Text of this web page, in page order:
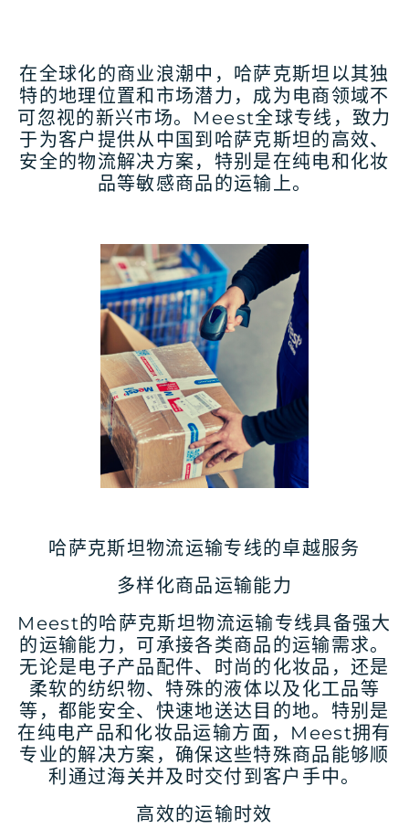
在全球化的商业浪潮中，哈萨克斯坦以其独
特的地理位置和市场潜力，成为电商领域不
可忽视的新兴市场。Meest全球专线，致力
于为客户提供从中国到哈萨克斯坦的高效、
安全的物流解决方案，特别是在纯电和化妆
品等敏感商品的运输上。
哈萨克斯坦物流运输专线的卓越服务
多样化商品运输能力
Meest的哈萨克斯坦物流运输专线具备强大
的运输能力，可承接各类商品的运输需求。
无论是电子产品配件、时尚的化妆品，还是
柔软的纺织物、特殊的液体以及化工品等
等，都能安全、快速地送达目的地。特别是
在纯电产品和化妆品运输方面，Meest拥有
专业的解决方案，确保这些特殊商品能够顺
利通过海关并及时交付到客户手中。
高效的运输时效